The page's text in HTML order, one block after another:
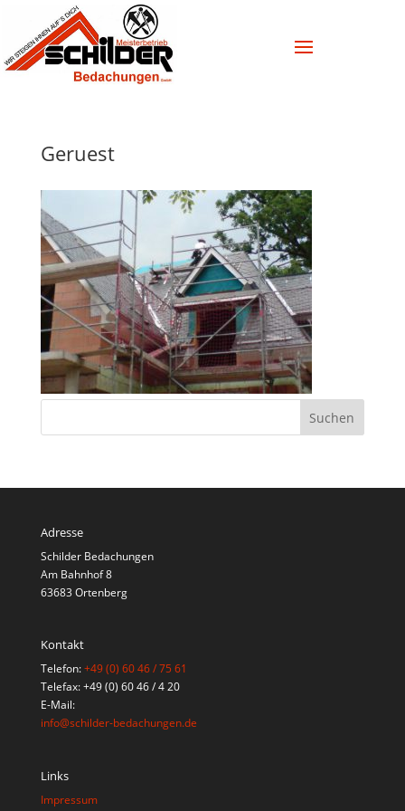
Geruest
Adresse
Schilder Bedachungen
Am Bahnhof 8
63683 Ortenberg
Kontakt
Telefon:+49 (0) 60 46 / 75 61
Telefax: +49 (0) 60 46 / 4 20
E-Mail:
info@schilder-bedachungen.de
Links
Impressum